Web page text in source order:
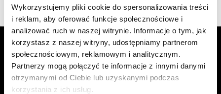
Wykorzystujemy pliki cookie do spersonalizowania treści
i reklam, aby oferować funkcje społecznościowe i
analizować ruch w naszej witrynie. Informacje o tym, jak
korzystasz z naszej witryny, udostępniamy partnerom
społecznościowym, reklamowym i analitycznym.
Partnerzy mogą połączyć te informacje z innymi danymi
otrzymanymi od Ciebie lub uzyskanymi podczas
korzystania z ich usług.
DOWIEDZ SIĘ WIĘCEJANETA
DZIEDZICKA
WYWIAD
Z KOBIETĄ
BIZNESU